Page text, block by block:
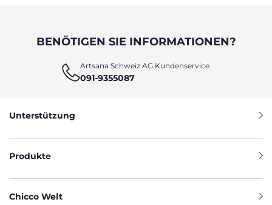
BENÖTIGEN SIE INFORMATIONEN?
Artsana Schweiz AG Kundenservice
091-9355087
Unterstützung
Produkte
Chicco Welt